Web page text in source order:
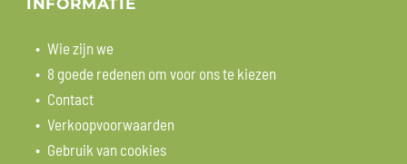
Wie zijn we
8 goede redenen om voor ons te kiezen
Contact
Verkoopvoorwaarden
Gebruik van cookies